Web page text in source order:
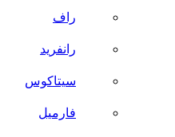
راف
رانفرید
سیتاکوس
فارمیل